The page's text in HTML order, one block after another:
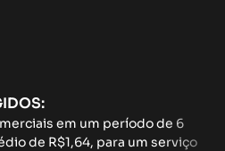
em um período de 6
de R$1,64, para um serviço